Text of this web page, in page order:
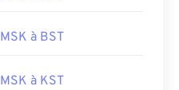
MSK à BST
MSK à KST